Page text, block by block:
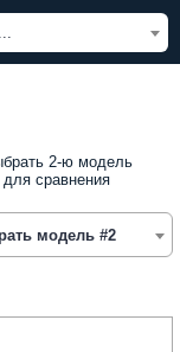
модель #2